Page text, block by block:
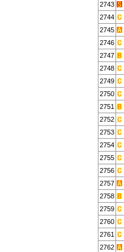
2743
2744
2745
2746
2747
2748
2749
2750
2751
2752
2753
2754
2755
2756
2757
2758
2759
2760
2761
2762